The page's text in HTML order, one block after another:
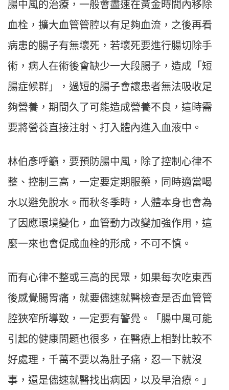
腸中風的治療，一般會盡速在黃金時間內移除
血栓，擴大血管管腔以有足夠血流，之後再看
病患的腸子有無壞死，若壞死要進行腸切除手
術，病人在術後會缺少一大段腸子，造成「短
腸症候群」，過短的腸子會讓患者無法吸收足
夠營養，期間久了可能造成營養不良，這時需
要將營養直接注射、打入體內進入血液中。
林伯彥呼籲，要預防腸中風，除了控制心律不
整、控制三高，一定要定期服藥，同時適當喝
水以避免脫水。而秋冬季時，人體本身也會為
了因應環境變化，血管動力改變加強作用，這
麼一來也會促成血栓的形成，不可不慎。
而有心律不整或三高的民眾，如果每次吃東西
後感覺腸胃痛，就要儘速就醫檢查是否血管管
腔狹窄所導致，一定要有警覺。「腸中風可能
引起的健康問題也很多，在醫療上相對比較不
好處理，千萬不要以為肚子痛，忍一下就沒
事，還是儘速就醫找出病因，以及早治療。」